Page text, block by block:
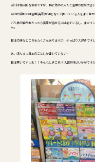
Wi-Fiは個人的な意見ですが、特に海外の人だと言葉の壁が大き
今回の帰国では言葉(英語)が通じなくて困っている人をよく見か
バリ島の観光地だったら英語が話せる人は必ずいるし、まだ
ん。
日本の嫌なところもたくさんありますが、やっぱり大好きです
あ、ほんまに日本のことしか書いていない…
日本寒いですよね！！そんなときこそバリ島旅行はいかがです